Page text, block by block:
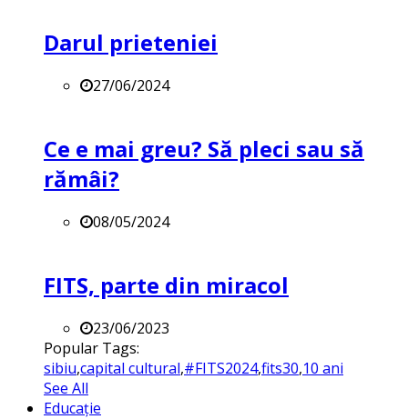
Darul prieteniei
27/06/2024
Ce e mai greu? Să pleci sau să
rămâi?
08/05/2024
FITS, parte din miracol
23/06/2023
Popular Tags:
sibiu,capital cultural,#FITS2024,fits30,10 ani
See All
Educație